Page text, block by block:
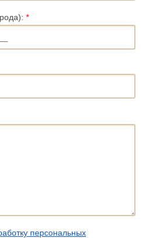
*
персональных